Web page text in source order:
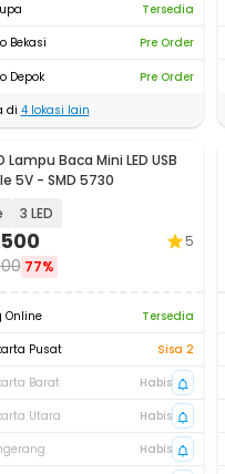
Tersedia
Bekasi
Pre Order
Depok
Pre Order
di 4lokasi lain
Lampu Baca Mini LED USB
5V - SMD 5730
3 LED
77%
5
Online
Tersedia
Pusat
Sisa 2
Barat
Habis
Utara
Habis
Habis